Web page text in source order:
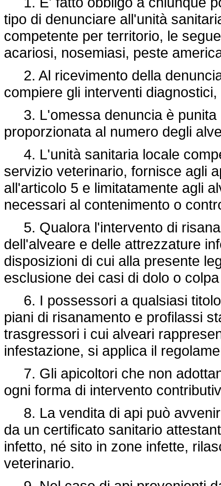
tipo di denunciare all'unità
competente per territorio, le
acariosi, nosemiasi, peste
2. Al ricevimento della
compiere gli interventi
3. L'omessa denuncia è punita
proporzionata al numero degli
4. L'unità sanitaria locale
servizio veterinario, fornisce agli
all'articolo 5 e limitatamente agli
necessari al contenimento o
5. Qualora l'intervento di
dell'alveare e delle attrezzature
disposizioni di cui alla presente
esclusione dei casi di dolo o
6. I possessori a qualsiasi
piani di risanamento e profilassi
trasgressori i cui alveari
infestazione, si applica il
7. Gli apicoltori che non
ogni forma di intervento
8. La vendita di api può
da un certificato sanitario
infetto, né sito in zone infette,
veterinario.